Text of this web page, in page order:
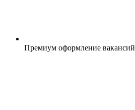
Премиум оформление